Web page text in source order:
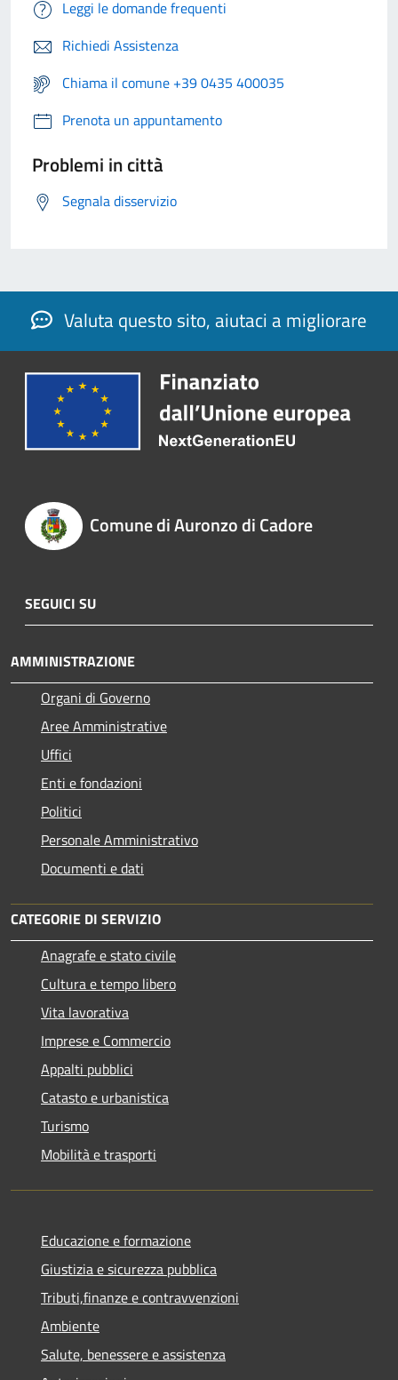
Leggi le domande frequenti
Richiedi Assistenza
Chiama il comune +39 0435 400035
Prenota un appuntamento
Problemi in città
Segnala disservizio
Valuta questo sito, aiutaci a migliorare
Comune di Auronzo di Cadore
SEGUICI SU
AMMINISTRAZIONE
Organi di Governo
Aree Amministrative
Uffici
Enti e fondazioni
Politici
Personale Amministrativo
Documenti e dati
CATEGORIE DI SERVIZIO
Anagrafe e stato civile
Cultura e tempo libero
Vita lavorativa
Imprese e Commercio
Appalti pubblici
Catasto e urbanistica
Turismo
Mobilità e trasporti
Educazione e formazione
Giustizia e sicurezza pubblica
Tributi,finanze e contravvenzioni
Ambiente
Salute, benessere e assistenza